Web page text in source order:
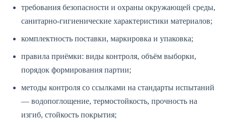
требования безопасности и охраны окружающей среды,
санитарно-гигиенические характеристики материалов;
комплектность поставки, маркировка и упаковка;
правила приёмки: виды контроля, объём выборки,
порядок формирования партии;
методы контроля со ссылками на стандарты испытаний
— водопоглощение, термостойкость, прочность на
изгиб, стойкость покрытия;